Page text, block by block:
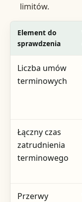
limitów.
Element do
sprawdzenia
Liczba umów
terminowych
Łączny czas
zatrudnienia
terminowego
Przerwy